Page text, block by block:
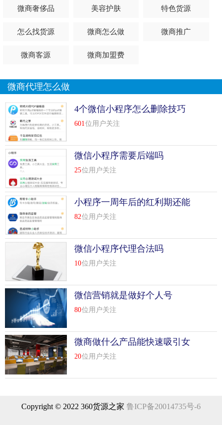
都是提前通过各种平台找到我们，然后我们才能提供产品或
解后半部分。诚然，一个新的小程序在第一阶段需要通过各
基础，小程序就会有自己的发挥空间。
我们设想一个场景，加入一个健身俱乐部，如何更好的利用
小程序，实现线上线下自然融合的场景。
有个朋友和我分享了一个健身俱乐部的服务体验的小程序页
面，让我参与评价。看完之后很兴奋，想去健身俱乐部健
身，于是预约了下周的体验服务，在小程序里申请了体验
卡，然后收到了模板消息。去商店体验服务后，手机自动收
到服务完成的消息，提醒我评价服务。如果我很喜欢，可以
和朋友分享。朋友花完之后，我还可以得到优惠券。
这是一个线下和线上深度融合的场景。在这个场景中，我们
经历了多个入口：
分享门户：收到朋友的分享，驱使我去预订服务。
提醒条目：预约并收到提醒信息。
服务入口：扫码体验服务，商家确认预订信息。
评价词条：体验服务后，评价分享。
5.小程序将来可能会打开点对点连接
在小程序启动之前，许多离线业务场景实际上是以服务号h5
的形式呈现的。然而，近年来的实践证明，这种商业模式并
不十分成功。失败的原因首先是用户体验差，其次是这种商
业模式和线下场景的不协调和不匹配。我们以餐饮业为例：
常流畅，才能达到良好的点餐体验。
微商奢侈品 美容护肤 特色货源
怎么找货源 微商怎么做 微商推广
微商客源 微商加盟费
微商代理怎么做
4个微信小程序怎么删除技巧
601 位用户关注
微信小程序需要后端吗
25位用户关注
小程序一周年后的红利期还能
有多久
82位用户关注
微信小程序代理合法吗
10位用户关注
微信营销就是做好个人号
80位用户关注
微商做什么产品能快速吸引女
性客户
20位用户关注
Copyright © 2022 360货源之家 鲁ICP备20014735号-6